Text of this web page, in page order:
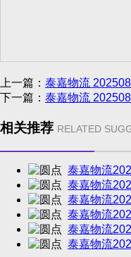
上一篇： 泰嘉物流
下一篇： 泰嘉物流
相关推荐 RELATED
泰嘉物流
泰嘉物流
泰嘉物流
泰嘉物流
泰嘉物流
泰嘉物流